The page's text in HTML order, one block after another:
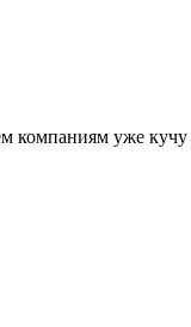
уже кучу